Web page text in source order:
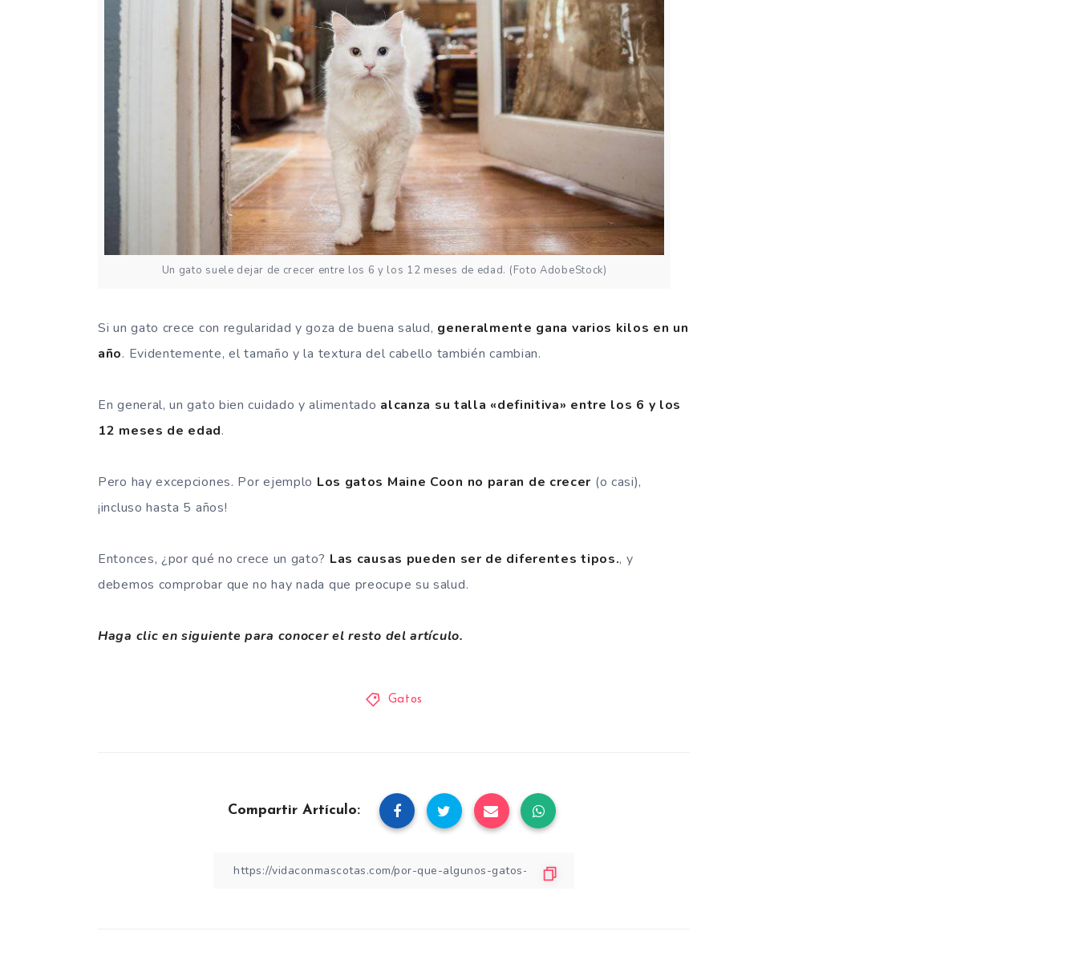
Un gato suele dejar de crecer entre los 6 y los 12 meses de edad. (Foto AdobeStock)
Si un gato crece con regularidad y goza de buena salud, generalmente gana varios kilos en un
año. Evidentemente, el tamaño y la textura del cabello también cambian.
En general, un gato bien cuidado y alimentado alcanza su talla «definitiva» entre los 6 y los
12 meses de edad.
Pero hay excepciones. Por ejemplo Los gatos Maine Coon no paran de crecer (o casi),
¡incluso hasta 5 años!
Entonces, ¿por qué no crece un gato? Las causas pueden ser de diferentes tipos., y
debemos comprobar que no hay nada que preocupe su salud.
Haga clic en siguiente para conocer el resto del artículo.
Gatos
Compartir Artículo: